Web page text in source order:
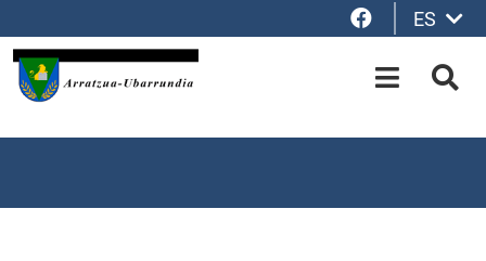
Facebook
ES
OPEN-